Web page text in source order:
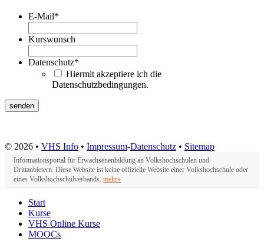
E-Mail*
Kurswunsch
Datenschutz*
Hiermit akzeptiere ich die
Datenschutzbedingungen.
© 2026 • VHS Info • Impressum-Datenschutz • Sitemap
Informationsportal für Erwachsenenbildung an Volkshochschulen und
Drittanbietern. Diese Website ist keine offizielle Website einer Volkshochschule oder
eines Volkshochschulverbands. mehr»
Start
Kurse
VHS Online Kurse
MOOCs